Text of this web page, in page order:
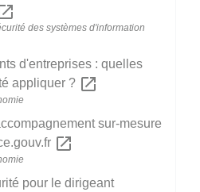
open_in_new
des systèmes d'information
d'entreprises : quelles
appliquer ? open_in_new
sur-mesure
open_in_new
pour le dirigeant